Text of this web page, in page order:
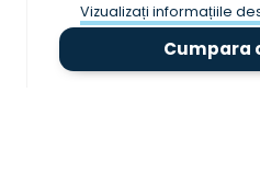
La
La
Dama
-
Vizualizați informațiile
Cumpara